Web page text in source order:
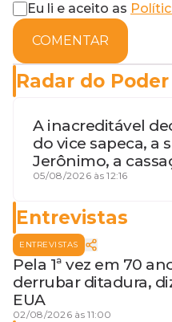
Eu li e aceito as
COMENTAR
Radar do Poder
A inacreditável
do vice sapeca, a
Jerônimo, a
desembargadora
05/08/2026 às 12:16
Entrevistas
ENTREVISTAS
Pela 1ª vez em 70
derrubar ditadura,
EUA
02/08/2026 às 11:00